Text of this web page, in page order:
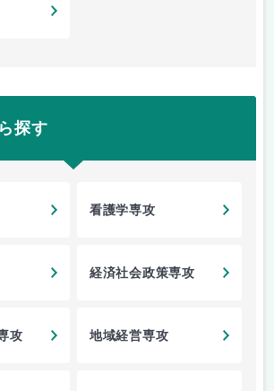
探す
看護学専攻
経済社会政策専攻
攻 地域経営専攻